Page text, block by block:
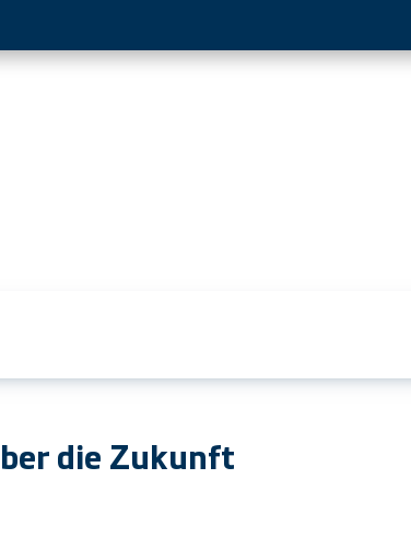
die Zukunft